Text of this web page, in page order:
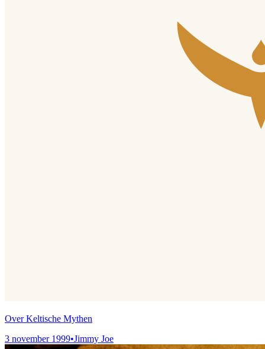
Over Keltische Mythen
3 november 1999•Jimmy Joe